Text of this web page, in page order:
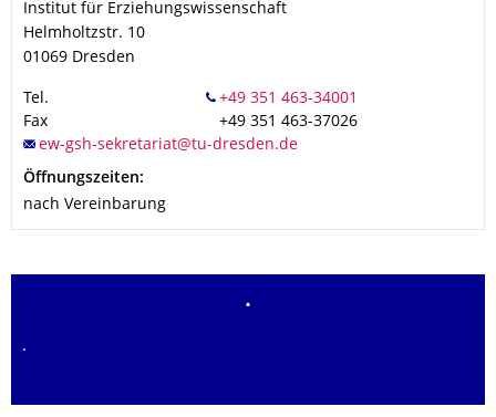
Institut für Erziehungswissenschaft
Helmholtzstr. 10
01069 Dresden
Tel.
Fax
+49 351 463-37026
Öffnungszeiten:
nach Vereinbarung
.
.